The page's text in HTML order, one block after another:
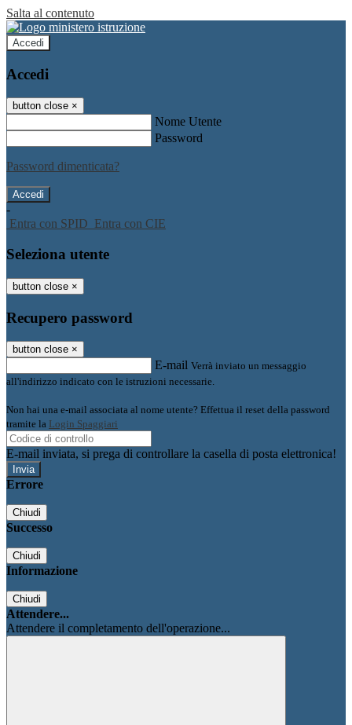
Salta al contenuto
Accedi
Accedi
button close ×
Nome Utente
Password
Password dimenticata?
-
Entra con SPID Entra con CIE
Seleziona utente
button close ×
Recupero password
button close ×
E-mail Verrà inviato un messaggio
all'indirizzo indicato con le istruzioni necessarie.
Non hai una e-mail associata al nome utente? Effettua il reset della password
tramite la Login Spaggiari
E-mail inviata, si prega di controllare la casella di posta elettronica!
Errore
Chiudi
Successo
Chiudi
Informazione
Chiudi
Attendere...
Attendere il completamento dell'operazione...